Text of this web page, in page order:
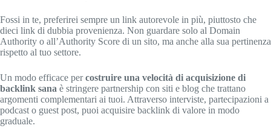
Fossi in te, preferirei sempre un link autorevole in più, piuttosto che
dieci link di dubbia provenienza. Non guardare solo al Domain
Authority o all’Authority Score di un sito, ma anche alla sua pertinenza
rispetto al tuo settore.
Un modo efficace percostruire una velocità di acquisizione di
backlink sana è stringere partnership con siti e blog che trattano
argomenti complementari ai tuoi. Attraverso interviste, partecipazioni a
podcast o guest post, puoi acquisire backlink di valore in modo
graduale.